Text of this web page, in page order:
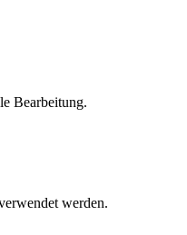
Bearbeitung.
werden.